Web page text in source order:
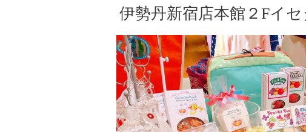
伊勢丹新宿店本館２Fイ